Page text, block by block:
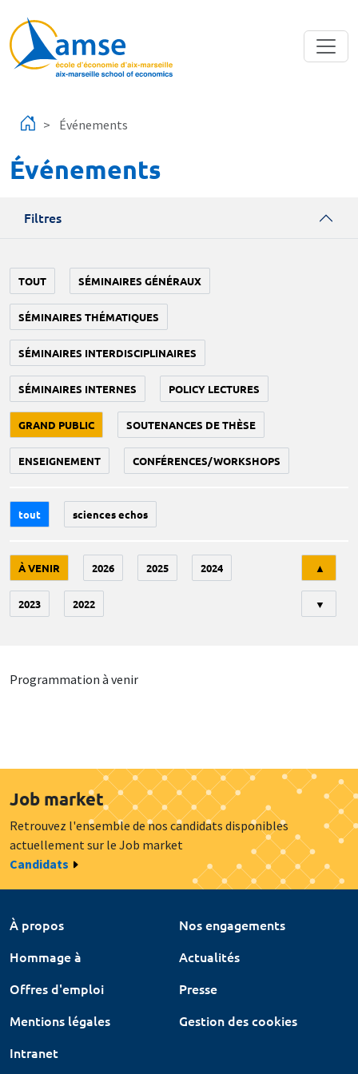
Événements
Événements
Filtres
TOUT SÉMINAIRES GÉNÉRAUX
SÉMINAIRES THÉMATIQUES
SÉMINAIRES INTERDISCIPLINAIRES
SÉMINAIRES INTERNES POLICY LECTURES
GRAND PUBLIC SOUTENANCES DE THÈSE
ENSEIGNEMENT CONFÉRENCES/WORKSHOPS
tout sciences echos
À VENIR 2026 2025 2024
2023 2022
▲
▼
Programmation à venir
Job market
Retrouvez l'ensemble de nos candidats disponibles
actuellement sur le Job market
Candidats
À propos
Nos engagements
Hommage à
Actualités
Offres d'emploi
Presse
Mentions légales
Gestion des cookies
Intranet